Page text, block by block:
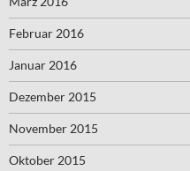
Februar 2016
Januar 2016
Dezember 2015
November 2015
Oktober 2015